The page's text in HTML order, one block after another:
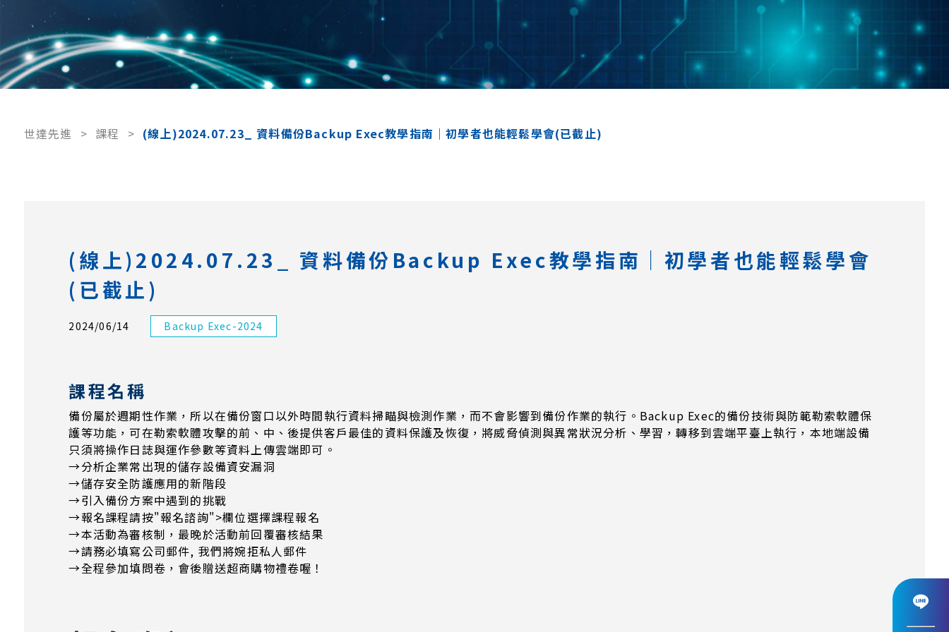
世達先進 > 課程 > (線上)2024.07.23_ 資料備份Backup Exec教學指南｜初學者也能輕鬆學會(已截止)
(線上)2024.07.23_ 資料備份Backup Exec教學指南｜初學者也能輕鬆學會
(已截止)
2024/06/14 Backup Exec-2024
課程名稱
備份屬於週期性作業，所以在備份窗口以外時間執行資料掃瞄與檢測作業，而不會影響到備份作業的執行。Backup Exec的備份技術與防範勒索軟體保
護等功能，可在勒索軟體攻擊的前、中、後提供客戶最佳的資料保護及恢復，將威脅偵測與異常狀況分析、學習，轉移到雲端平臺上執行，本地端設備
只須將操作日誌與運作參數等資料上傳雲端即可。
→分析企業常出現的儲存設備資安漏洞
→儲存安全防護應用的新階段
→引入備份方案中遇到的挑戰
→報名課程請按"報名諮詢">欄位選擇課程報名
→本活動為審核制，最晚於活動前回覆審核結果
​→​​​​​​請務必填寫公司郵件, 我們將婉拒私人郵件
→全程參加填問卷，會後贈送超商購物禮卷喔！